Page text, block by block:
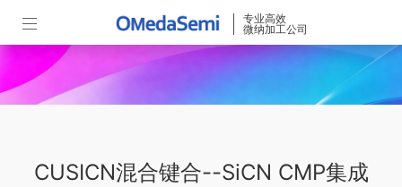
专业高效
微纳加工公司
CUSICN混合键合--SiCN CMP集成